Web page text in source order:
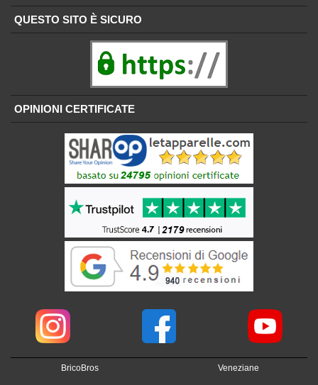
QUESTO SITO È SICURO
OPINIONI CERTIFICATE
BricoBros Veneziane